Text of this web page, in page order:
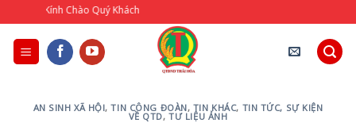
to
content
AN SINH XÃ HỘI,TIN CÔNG ĐOÀN, TIN KHÁC, TIN TỨC, SỰ KIỆN
VỀ QTD,TƯ LIỆU ẢNH